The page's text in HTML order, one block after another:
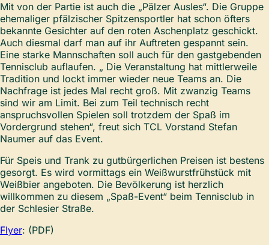
Mit von der Partie ist auch die „Pälzer Ausles“. Die Gruppe
ehemaliger pfälzischer Spitzensportler hat schon öfters
bekannte Gesichter auf den roten Aschenplatz geschickt.
Auch diesmal darf man auf ihr Auftreten gespannt sein.
Eine starke Mannschaften soll auch für den gastgebenden
Tennisclub auflaufen. „ Die Veranstaltung hat mittlerweile
Tradition und lockt immer wieder neue Teams an. Die
Nachfrage ist jedes Mal recht groß. Mit zwanzig Teams
sind wir am Limit. Bei zum Teil technisch recht
anspruchsvollen Spielen soll trotzdem der Spaß im
Vordergrund stehen“, freut sich TCL Vorstand Stefan
Naumer auf das Event.
Für Speis und Trank zu gutbürgerlichen Preisen ist bestens
gesorgt. Es wird vormittags ein Weißwurstfrühstück mit
Weißbier angeboten. Die Bevölkerung ist herzlich
willkommen zu diesem „Spaß-Event“ beim Tennisclub in
der Schlesier Straße.
Flyer: (PDF)